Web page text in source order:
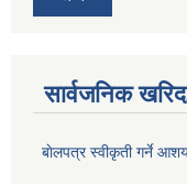
सार्वजनिक
बाेलपत्र स्वीकृती गर्ने